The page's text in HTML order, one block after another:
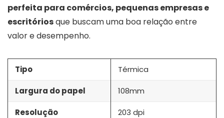
perfeita para comércios, pequenas empresas e
escritóriosque buscam uma boa relação entre
valor e desempenho.
Tipo Térmica
Largura do papel 108mm
Resolução 203 dpi